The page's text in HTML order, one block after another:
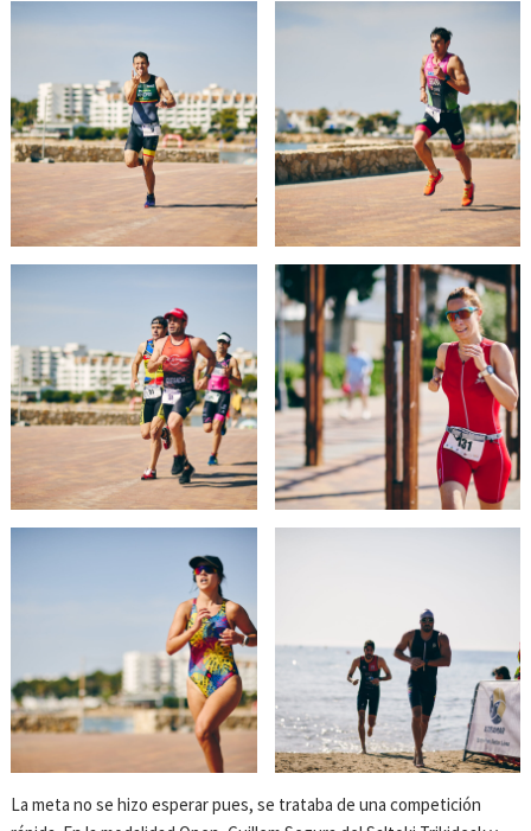
La meta no se hizo esperar pues, se trataba de una competición